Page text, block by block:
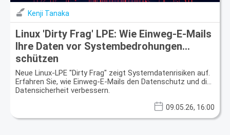
Kenji Tanaka
Linux 'Dirty Frag' LPE: Wie Einweg-E-Mails
Ihre Daten vor Systembedrohungen
schützen
Neue Linux-LPE "Dirty Frag" zeigt Systemdatenrisiken auf.
Erfahren Sie, wie Einweg-E-Mails den Datenschutz und die
Datensicherheit verbessern.
09.05.26, 16:00